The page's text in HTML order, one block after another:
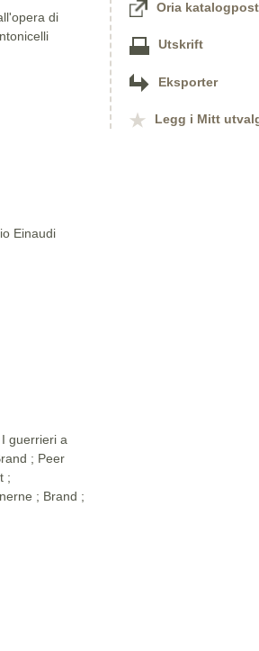
di
Einaudi
guerrieri a
; Peer
;
; Brand ;
Oria katalogpost
Utskrift
Eksporter
Legg i Mitt